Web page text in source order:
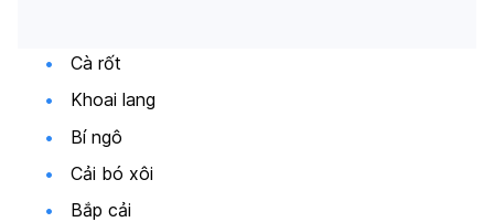
Cà rốt
Khoai lang
Bí ngô
Cải bó xôi
Bắp cải